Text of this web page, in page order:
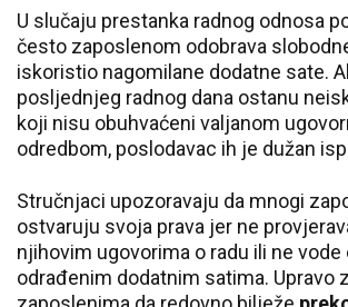
U slučaju prestanka radnog odnosa
često zaposlenom odobrava
iskoristio nagomilane dodatne sate.
posljednjeg radnog dana ostanu
koji nisu obuhvaćeni valjanom
odredbom, poslodavac ih je dužan
Stručnjaci upozoravaju da mnogi
ostvaruju svoja prava jer ne
njihovim ugovorima o radu ili ne
odrađenim dodatnim satima. Upravo